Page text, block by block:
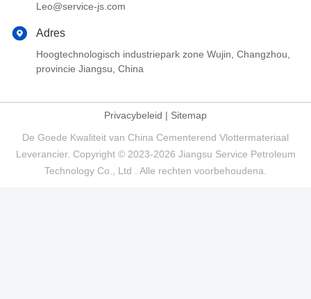
Leo@service-js.com
Adres
Hoogtechnologisch industriepark zone Wujin, Changzhou,
provincie Jiangsu, China
Privacybeleid | Sitemap
De Goede Kwaliteit van China Cementerend Vlottermateriaal
Leverancier. Copyright © 2023-2026 Jiangsu Service Petroleum
Technology Co., Ltd . Alle rechten voorbehoudena.